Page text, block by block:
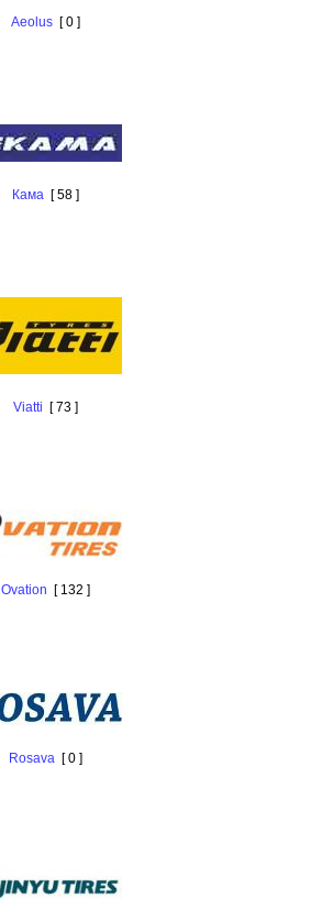
Aeolus[ 0 ]
Кама[ 58 ]
Viatti [ 73 ]
Ovation [ 132 ]
Rosava[ 0 ]